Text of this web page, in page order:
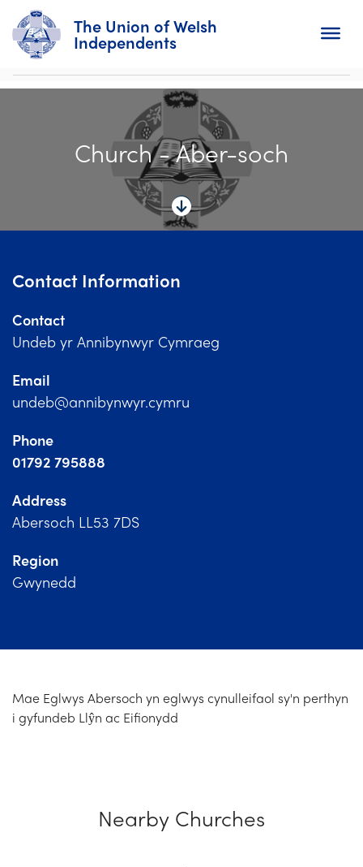
The Union of Welsh
Independents
For Churches
News
Church Finder
Training
Contact Us
Church - Aber-soch
Contact Information
Contact
Undeb yr Annibynwyr Cymraeg
Email
undeb@annibynwyr.cymru
Phone
01792 795888
Address
Abersoch LL53 7DS
Region
Gwynedd
Mae Eglwys Abersoch yn eglwys cynulleifaol sy'n perthyn
i gyfundeb Llŷn ac Eifionydd
Nearby Churches